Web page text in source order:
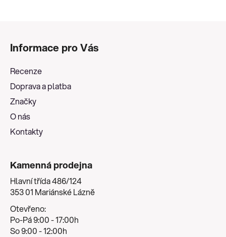
Informace pro Vás
Recenze
Doprava a platba
Značky
O nás
Kontakty
Kamenná prodejna
Hlavní třída 486/124
353 01 Mariánské Lázně
Otevřeno:
Po-Pá 9:00 - 17:00h
So 9:00 - 12:00h